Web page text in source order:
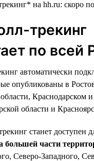
трекинг
по всей
автоматически
опубликованы в
Краснодарском
области и
станет доступен
большей части
Северо-Западного,